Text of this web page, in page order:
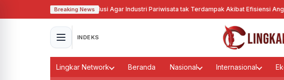
Breaking News
Pj Gubernur Jabar Cari Solusi Agar Industri Pariwisata tak Terdampak Akibat Efisiensi
INDEKS
Lingkar Network Beranda Nasional Internasional